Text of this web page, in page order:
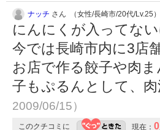
ナッチ さん （女性/長崎市/20代/Lv.25）
にんにくが入ってな
今では長崎市内に3店
お店で作る餃子や肉
子もぷるんとして、
2009/06/15）
このクチコミに 現在： 0